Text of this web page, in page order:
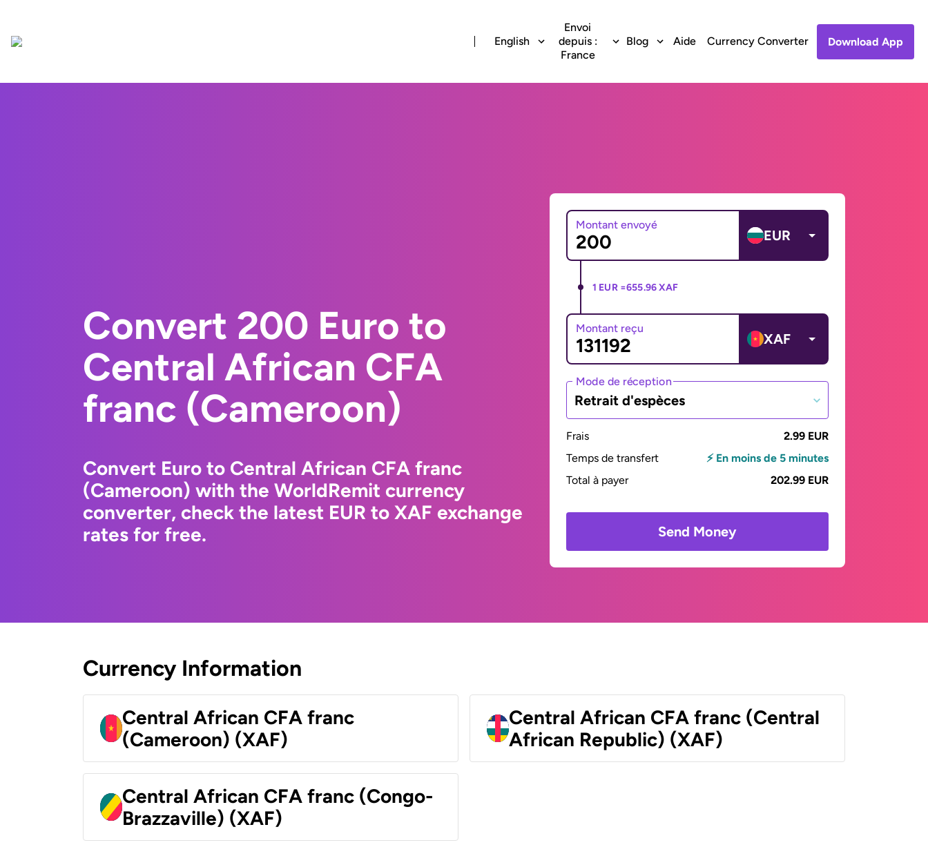
English
Envoi
depuis :
France
Blog Aide Currency Converter Download App
Convert 200 Euro to
Central African CFA
franc (Cameroon)
Convert Euro to Central African CFA franc
(Cameroon) with the WorldRemit currency
converter, check the latest EUR to XAF exchange
rates for free.
Montant envoyé
EUR
1 EUR =655.96 XAF
Montant reçu
XAF
Mode de réception
Retrait d'espèces
Frais
2.99 EUR
Temps de transfert
⚡ En moins de 5 minutes
Total à payer
202.99 EUR
Send Money
Currency Information
Central African CFA franc
(Cameroon) (XAF)
Central African CFA franc (Central
African Republic) (XAF)
Central African CFA franc (Congo-
Brazzaville) (XAF)